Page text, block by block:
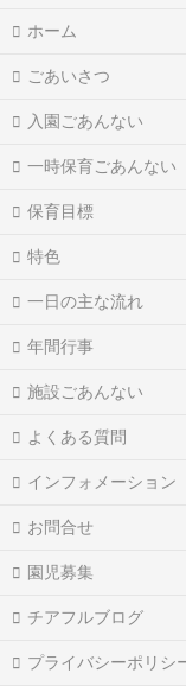
ホーム
ごあいさつ
入園ごあんない
一時保育ごあんない
保育目標
特色
一日の主な流れ
年間行事
施設ごあんない
よくある質問
インフォメーション
お問合せ
園児募集
チアフルブログ
プライバシーポリシ